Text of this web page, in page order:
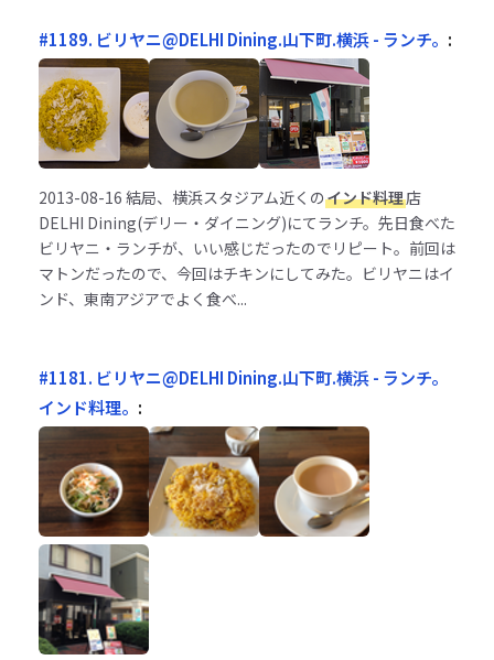
#1189. ビリヤニ@DELHI Dining.山下町.横浜 - ランチ。 :
2013-08-16 結局、横浜スタジアム近くのインド料理店
DELHI Dining(デリー・ダイニング)にてランチ。先日食べた
ビリヤニ・ランチが、いい感じだったのでリピート。前回は
マトンだったので、今回はチキンにしてみた。ビリヤニはイ
ンド、東南アジアでよく食べ...
#1181. ビリヤニ@DELHI Dining.山下町.横浜 - ランチ。
インド料理。 :